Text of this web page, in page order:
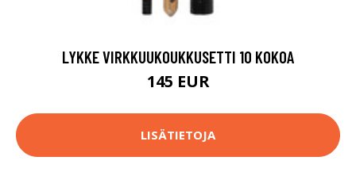
LYKKE VIRKKUUKOUKKUSETTI 10 KOKOA
145 EUR
LISÄTIETOJA